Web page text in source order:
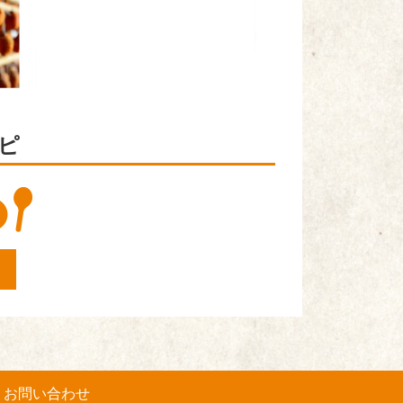
お問い合わせ